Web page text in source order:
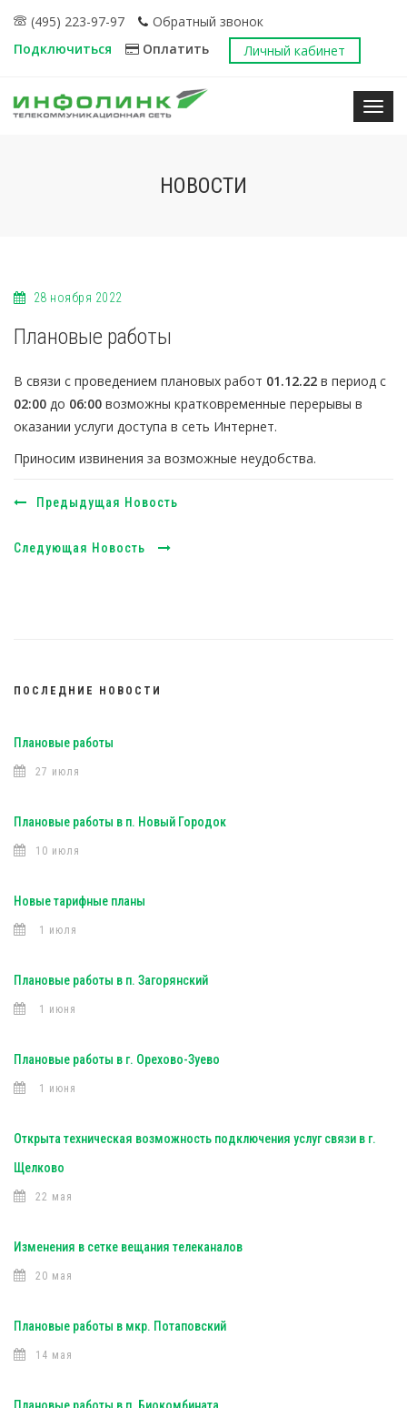
(495) 223-97-97
Обратный звонок
Подключиться
Оплатить Личный кабинет
НОВОСТИ
28 ноября 2022
Плановые работы
В связи с проведением плановых работ 01.12.22 в период с
02:00 до 06:00 возможны кратковременные перерывы в
оказании услуги доступа в сеть Интернет.
Приносим извинения за возможные неудобства.
Предыдущая Новость
Следующая Новость
ПОСЛЕДНИЕ НОВОСТИ
Плановые работы
27 июля
Плановые работы в п. Новый Городок
10 июля
Новые тарифные планы
1 июля
Плановые работы в п. Загорянский
1 июня
Плановые работы в г. Орехово-Зуево
1 июня
Открыта техническая возможность подключения услуг связи в г.
Щелково
22 мая
Изменения в сетке вещания телеканалов
20 мая
Плановые работы в мкр. Потаповский
14 мая